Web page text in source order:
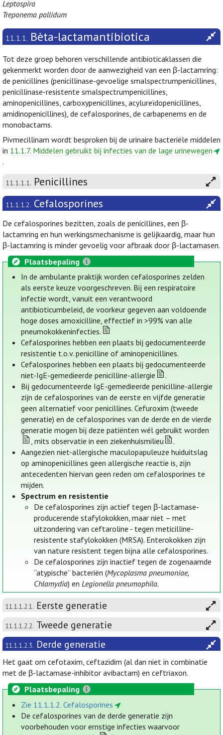
Leptospira
Treponema pallidum
11.1.1. Bèta-lactamantibiotica
Tot deze groep behoren verschillende antibioticaklassen die
gekenmerkt worden door de aanwezigheid van een β-lactamring:
de penicillines (penicillinase-gevoelige smalspectrumpenicillines,
penicillinase-resistente smalspectrumpenicillines,
aminopenicillines, carboxypenicillines, acylureïdopenicillines,
amidinopenicillines), de cefalosporines, de carbapenems en de
monobactams.
Pivmecillinam wordt besproken bij de urinaire bacteriële middelen
in 11.1.7. Middelen gebruikt bij infecties van de lage urinewegen
.
11.1.1.1. Penicillines
11.1.1.2. Cefalosporines
De cefalosporines bezitten, zoals de penicillines, een β-
lactamring en hun werkingsmechanisme is gelijkaardig, maar hun
β-lactamring is minder gevoelig voor afbraak door β-lactamasen.
Plaatsbepaling
In de ambulante praktijk worden cefalosporines zelden
als eerste keuze voorgeschreven. Bij een respiratoire
infectie wordt, vanuit een verantwoord
antibioticumbeleid, de voorkeur gegeven aan voldoende
hoge doses amoxicilline, effectief in >99% van alle
pneumokokkeninfecties.
Cefalosporines hebben een plaats bij gedocumenteerde
resistentie t.o.v. penicilline of aminopenicillines.
Cefalosporines hebben een plaats bij gedocumenteerde
niet-IgE-gemedieerde penicilline-allergie
.
Bij gedocumenteerde IgE-gemedieerde penicilline-allergie
zijn de cefalosporines van de eerste en vijfde generatie
geen alternatief voor penicillines. Cefuroxim (tweede
generatie) en de cefalosporines van de derde en de vierde
generatie mogen bij deze patiënten wél gebruikt worden
, mits observatie in een ziekenhuismilieu
.
Aangezien niet-allergische maculopapuleuze huiduitslag
op aminopenicillines geen allergische reactie is, zijn
antecedenten hiervan geen reden om cefalosporines te
mijden.
Spectrum en resistentie
De cefalosporines zijn actief tegen β-lactamase-
producerende stafylokokken, maar niet – met
uitzondering van ceftaroline - tegen meticilline-
resistente stafylokokken (MRSA). Enterokokken zijn
van nature resistent tegen bijna alle cefalosporines.
De cefalosporines zijn inactief tegen de zogenaamde
“atypische” bacteriën (Mycoplasma pneumoniae,
Chlamydia) enLegionella pneumophila.
11.1.1.2.1. Eerste generatie
11.1.1.2.2. Tweede generatie
11.1.1.2.3. Derde generatie
Het gaat om cefotaxim, ceftazidim (al dan niet in combinatie
met de β-lactamase-inhibitor avibactam) en ceftriaxon.
Plaatsbepaling
Zie 11.1.1.2. Cefalosporines
De cefalosporines van de derde generatie zijn
voorbehouden voor ernstige infecties waarvoor